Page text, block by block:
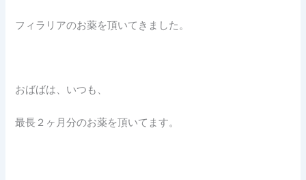
フィラリアのお薬を頂いてきました。
おばばは、いつも、
最長２ヶ月分のお薬を頂いてます。